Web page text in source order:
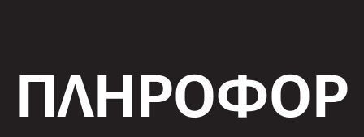
ΠΛΗΡΟΦΟΡ